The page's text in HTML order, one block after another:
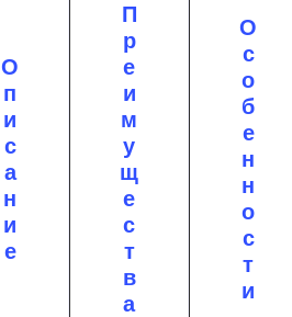
О
п
и
с
а
н
и
е
П
р
е
и
м
у
щ
е
с
т
в
а
О
с
о
б
е
н
н
о
с
т
и